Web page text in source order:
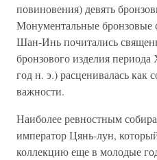
повиновения) девять
Монументальные бронзовые
Шан-Инь почитались
бронзового изделия
год н. э.) расценивалась как
важности.
Наиболее ревностным
император Цянь-лун,
коллекцию еще в молодые